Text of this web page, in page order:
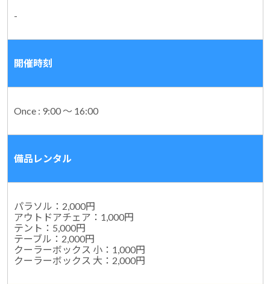
-
開催時刻
Once : 9:00 ～ 16:00
備品レンタル
パラソル：2,000円
アウトドアチェア：1,000円
テント：5,000円
テーブル：2,000円
クーラーボックス 小：1,000円
クーラーボックス 大：2,000円